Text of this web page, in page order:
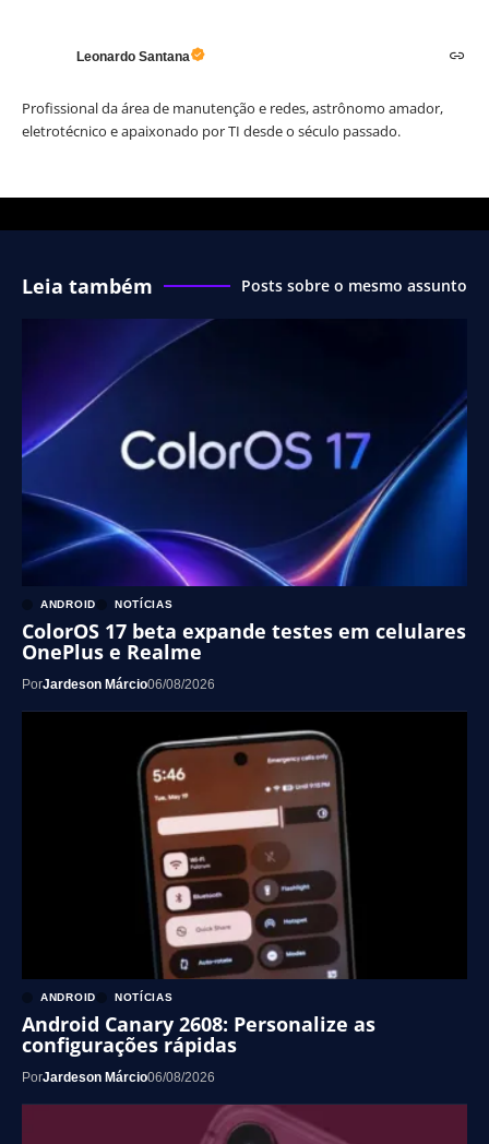
Leonardo Santana
Profissional da área de manutenção e redes, astrônomo amador,
eletrotécnico e apaixonado por TI desde o século passado.
Leia também Posts sobre o mesmo assunto
ANDROID NOTÍCIAS
ColorOS 17 beta expande testes em celulares
OnePlus e Realme
PorJardeson Márcio06/08/2026
ANDROID NOTÍCIAS
Android Canary 2608: Personalize as
configurações rápidas
PorJardeson Márcio06/08/2026